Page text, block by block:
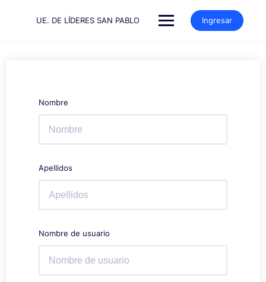
UE. DE LÍDERES SAN PABLO Ingresar
Nombre
Apellidos
Nombre de usuario